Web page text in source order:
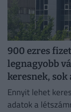
900 ezres
legnagyobb
keresnek,
Ennyit lehet
adatok a